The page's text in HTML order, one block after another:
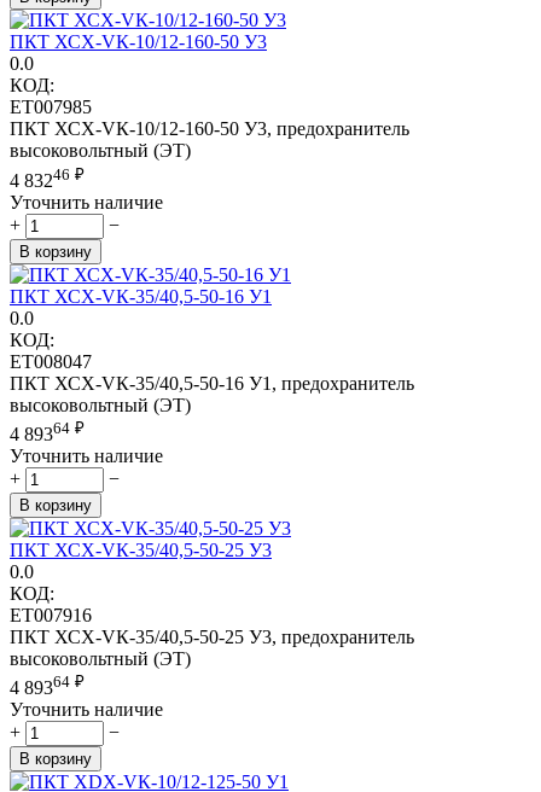
ПКТ ХСХ-VК-10/12-160-50 У3
0.0
КОД:
ET007985
ПКТ ХСХ-VК-10/12-160-50 У3, предохранитель
высоковольтный (ЭТ)
4 83246 ₽
Уточнить наличие
+
−
В корзину
ПКТ ХСХ-VК-35/40,5-50-16 У1
0.0
КОД:
ET008047
ПКТ ХСХ-VК-35/40,5-50-16 У1, предохранитель
высоковольтный (ЭТ)
4 89364 ₽
Уточнить наличие
+
−
В корзину
ПКТ ХСХ-VК-35/40,5-50-25 У3
0.0
КОД:
ET007916
ПКТ ХСХ-VК-35/40,5-50-25 У3, предохранитель
высоковольтный (ЭТ)
4 89364 ₽
Уточнить наличие
+
−
В корзину